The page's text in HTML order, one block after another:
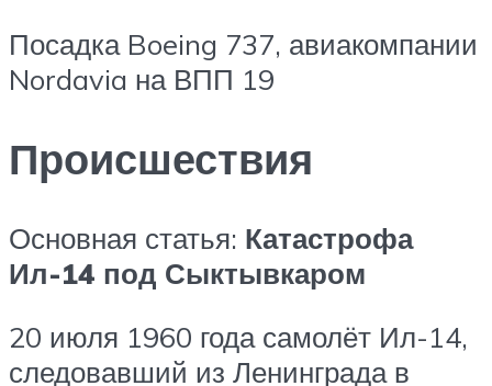
Посадка Boeing 737, авиакомпании
Nordavia на ВПП 19
Происшествия
Основная статья: Катастрофа
Ил-14 под Сыктывкаром
20 июля 1960 года самолёт Ил-14,
следовавший из Ленинграда в